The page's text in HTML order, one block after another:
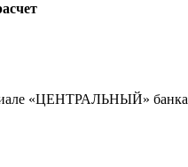
«ЦЕНТРАЛЬНЫЙ» банка